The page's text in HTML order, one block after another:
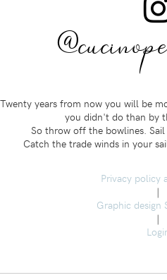
Twenty years from now you will be
you didn't do than by
So throw off the bowlines.
Catch the trade winds in your
Privacy policy
|
Graphic design
|